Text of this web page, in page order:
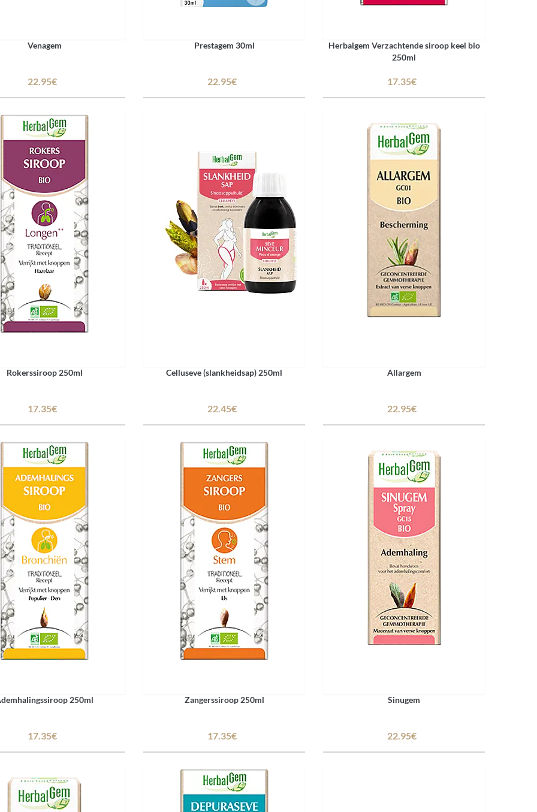
Venagem
22.95€
Prestagem 30ml
22.95€
Herbalgem Verzachtende siroop keel bio
250ml
17.35€
Rokerssiroop 250ml
17.35€
Celluseve (slankheidsap) 250ml
22.45€
Allargem
22.95€
250ml
17.35€
Zangerssiroop 250ml
17.35€
Sinugem
22.95€